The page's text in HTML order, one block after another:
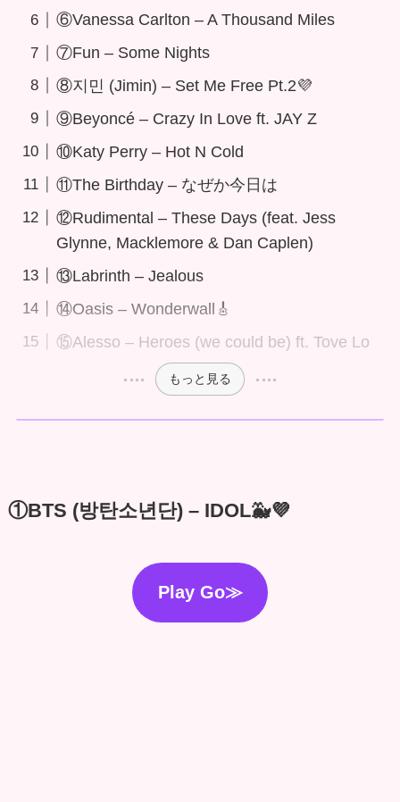
⑥Vanessa Carlton – A Thousand Miles
⑦Fun – Some Nights
⑧지민 (Jimin) – Set Me Free Pt.2💜
⑨Beyoncé – Crazy In Love ft. JAY Z
⑩Katy Perry – Hot N Cold
⑪The Birthday – なぜか今日は
⑫Rudimental – These Days (feat. Jess
Glynne, Macklemore & Dan Caplen)
⑬Labrinth – Jealous
⑭Oasis – Wonderwall🎸
⑮Alesso – Heroes (we could be) ft. Tove Lo
もっと見る
①BTS (방탄소년단) – IDOL🐳💜
Play Go≫